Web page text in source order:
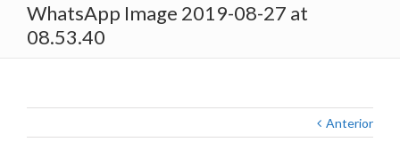
WhatsApp Image 2019-08-27 at
08.53.40
Anterior